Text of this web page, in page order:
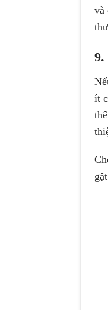
và
9.
ít